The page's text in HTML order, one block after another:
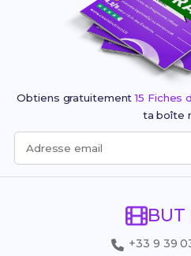
Obtiens gratuitement15 Fiches
ta boîte
Adresse email
BUT
+33 9 39